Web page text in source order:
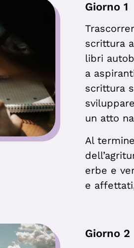
Giorno 1
scrittura
libri
a
scrittura
un atto
Al
erbe e
e
Giorno 2